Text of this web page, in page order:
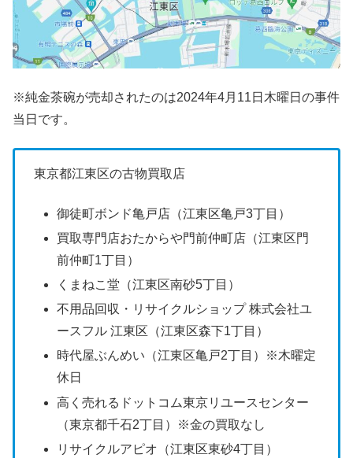
※純金茶碗が売却されたのは2024年4月11日木曜日の事件
当日です。
東京都江東区の古物買取店
御徒町ボンド亀戸店（江東区亀戸3丁目）
買取専門店おたからや門前仲町店（江東区門
前仲町1丁目）
くまねこ堂（江東区南砂5丁目）
不用品回収・リサイクルショップ株式会社ユ
ースフル 江東区（江東区森下1丁目）
時代屋ぶんめい（江東区亀戸2丁目）※木曜定
休日
高く売れるドットコム東京リユースセンター
（東京都千石2丁目）※金の買取なし
リサイクルアピオ（江東区東砂4丁目）